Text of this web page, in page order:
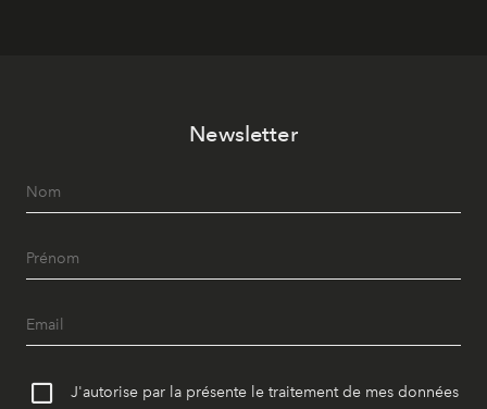
Newsletter
J'autorise par la présente le traitement de mes données